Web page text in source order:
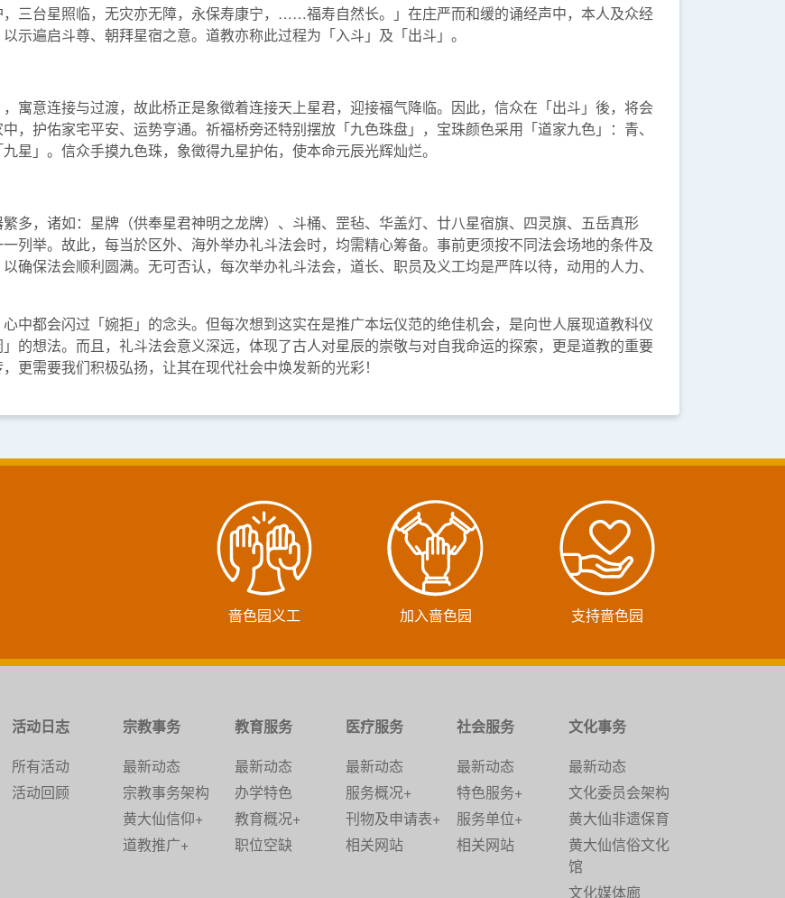
三台星照临，无灾亦无障，永保寿康宁，……福寿自然长。」在庄严而和缓的诵经声中，本人及众经
示遍启斗尊、朝拜星宿之意。道教亦称此过程为「入斗」及「出斗」。
寓意连接与过渡，故此桥正是象徵着连接天上星君，迎接福气降临。因此，信众在「出斗」後，将会
，护佑家宅平安、运势亨通。祈福桥旁还特别摆放「九色珠盘」，宝珠颜色采用「道家九色」：青、
星」。信众手摸九色珠，象徵得九星护佑，使本命元辰光辉灿烂。
多，诸如：星牌（供奉星君神明之龙牌）、斗桶、罡毡、华盖灯、廿八星宿旗、四灵旗、五岳真形
列举。故此，每当於区外、海外举办礼斗法会时，均需精心筹备。事前更须按不同法会场地的条件及
确保法会顺利圆满。无可否认，每次举办礼斗法会，道长、职员及义工均是严阵以待，动用的人力、
中都会闪过「婉拒」的念头。但每次想到这实在是推广本坛仪范的绝佳机会，是向世人展现道教科仪
的想法。而且，礼斗法会意义深远，体现了古人对星辰的崇敬与对自我命运的探索，更是道教的重要
更需要我们积极弘扬，让其在现代社会中焕发新的光彩！
啬色园义工 加入啬色园 支持啬色园
活动日志
所有活动
活动回顾
宗教事务
最新动态
宗教事务架构
黄大仙信仰+
道教推广+
教育服务
最新动态
办学特色
教育概况+
职位空缺
医疗服务
最新动态
服务概况+
刊物及申请表+
相关网站
社会服务
最新动态
特色服务+
服务单位+
相关网站
文化事务
最新动态
文化委员会架构
黄大仙非遗保育
黄大仙信俗文化
馆
文化媒体廊